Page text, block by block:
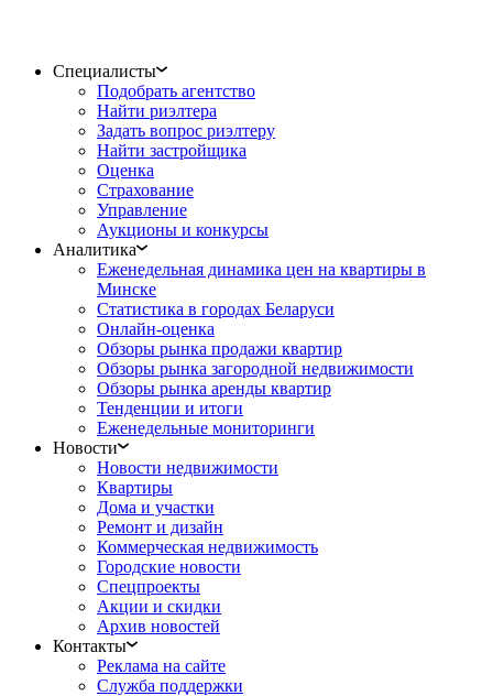
Специалисты
Подобрать агентство
Найти риэлтера
Задать вопрос риэлтеру
Найти застройщика
Оценка
Страхование
Управление
Аукционы и конкурсы
Аналитика
Еженедельная динамика цен на квартиры в
Минске
Статистика в городах Беларуси
Онлайн-оценка
Обзоры рынка продажи квартир
Обзоры рынка загородной недвижимости
Обзоры рынка аренды квартир
Тенденции и итоги
Еженедельные мониторинги
Новости
Новости недвижимости
Квартиры
Дома и участки
Ремонт и дизайн
Коммерческая недвижимость
Городские новости
Спецпроекты
Акции и скидки
Архив новостей
Контакты
Реклама на сайте
Служба поддержки